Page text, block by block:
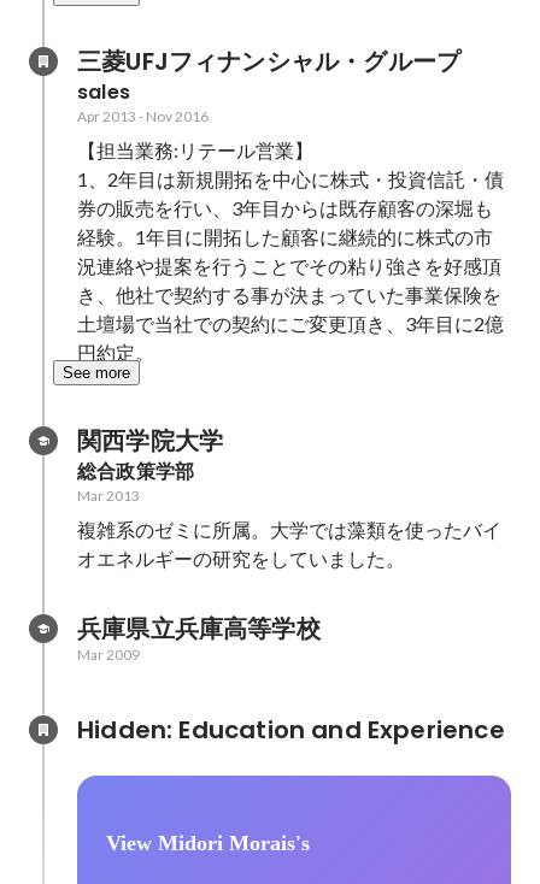
三菱UFJフィナンシャル・グループ
sales
Apr 2013 - Nov 2016
【担当業務:リテール営業】
1、2年目は新規開拓を中心に株式・投資信託・債
券の販売を行い、3年目からは既存顧客の深堀も
経験。1年目に開拓した顧客に継続的に株式の市
況連絡や提案を行うことでその粘り強さを好感頂
き、他社で契約する事が決まっていた事業保険を
土壇場で当社での契約にご変更頂き、3年目に2億
円約定。
See more
関西学院大学
総合政策学部
Mar 2013
複雑系のゼミに所属。大学では藻類を使ったバイ
オエネルギーの研究をしていました。
兵庫県立兵庫高等学校
Mar 2009
View Midori Morais's